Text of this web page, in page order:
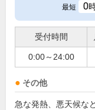
最短 0
受付時間
0:00～24:00
その他
急な発熱、悪天候な